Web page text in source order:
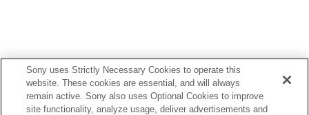
Terms of Use Contact Us
Copyright 2026 Sony Corporation
Sony uses Strictly Necessary Cookies to operate this
website. These cookies are essential, and will always
remain active. Sony also uses Optional Cookies to improve
site functionality, analyze usage, deliver advertisements and